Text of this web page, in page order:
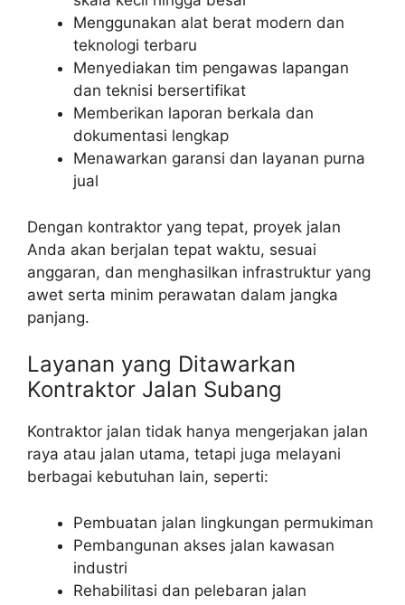
Menggunakan alat berat modern dan
teknologi terbaru
Menyediakan tim pengawas lapangan
dan teknisi bersertifikat
Memberikan laporan berkala dan
dokumentasi lengkap
Menawarkan garansi dan layanan purna
jual
Dengan kontraktor yang tepat, proyek jalan
Anda akan berjalan tepat waktu, sesuai
anggaran, dan menghasilkan infrastruktur yang
awet serta minim perawatan dalam jangka
panjang.
Layanan yang Ditawarkan
Kontraktor Jalan Subang
Kontraktor jalan tidak hanya mengerjakan jalan
raya atau jalan utama, tetapi juga melayani
berbagai kebutuhan lain, seperti:
Pembuatan jalan lingkungan permukiman
Pembangunan akses jalan kawasan
industri
Rehabilitasi dan pelebaran jalan